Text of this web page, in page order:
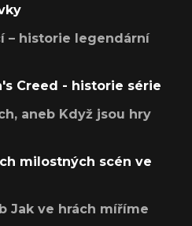
– historie legendární
Creed - historie série
aneb Když jsou hry
milostných scén ve
Jak ve hrách míříme